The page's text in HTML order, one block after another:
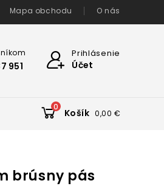
Mapa obchodu O nás
Prihlásenie
Účet
951
0
Košík 0,00 €
brúsny pás